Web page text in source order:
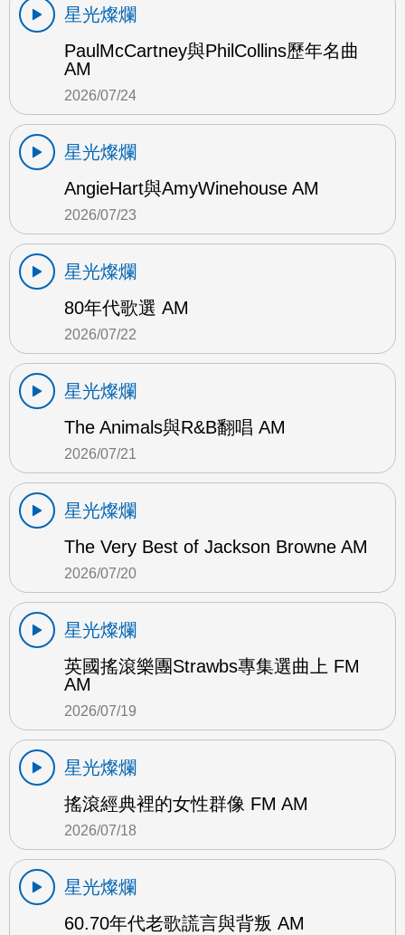
星光燦爛
PaulMcCartney與PhilCollins歷年名曲
AM
2026/07/24
星光燦爛
AngieHart與AmyWinehouse AM
2026/07/23
星光燦爛
80年代歌選 AM
2026/07/22
星光燦爛
The Animals與R&B翻唱 AM
2026/07/21
星光燦爛
The Very Best of Jackson Browne AM
2026/07/20
星光燦爛
英國搖滾樂團Strawbs專集選曲上 FM
AM
2026/07/19
星光燦爛
搖滾經典裡的女性群像 FM AM
2026/07/18
星光燦爛
60.70年代老歌謊言與背叛 AM